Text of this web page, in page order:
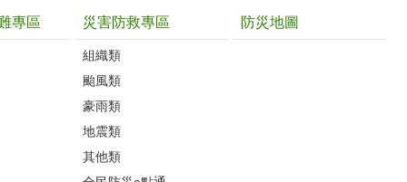
專區 災害防救專區
組織類
颱風類
豪雨類
地震類
其他類
防災地圖